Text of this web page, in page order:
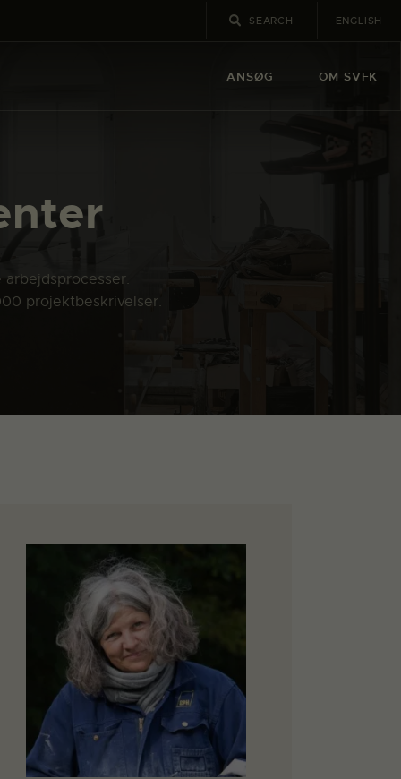
ENGLISH
ANSØG OM SVFK
projektbeskrivelser.